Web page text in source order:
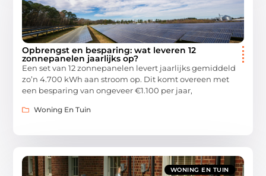
Opbrengst en besparing: wat leveren 12
zonnepanelen jaarlijks op?
Een set van 12 zonnepanelen levert jaarlijks gemiddeld
zo’n 4.700 kWh aan stroom op. Dit komt overeen met
een besparing van ongeveer €1.100 per jaar,
Woning En Tuin
WONING EN TUIN